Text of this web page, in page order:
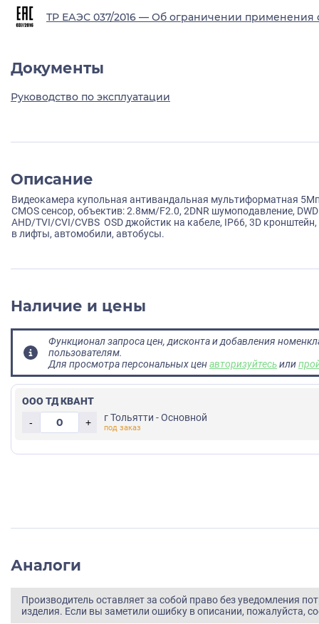
ТР ЕАЭС 037/2016 — Об ограничении применения
Документы
Руководство по эксплуатации
Описание
Видеокамера купольная антивандальная мультиформатная
CMOS сенсор, объектив: 2.8мм/F2.0, 2DNR шумоподавление,
AHD/TVI/CVI/CVBS OSD джойстик на кабеле, IP66, 3D
в лифты, автомобили, автобусы.
Наличие и цены
Функционал запроса цен, дисконта и добавления
пользователям.
Для просмотра персональных ценавторизуйтесьили
ООО ТД КВАНТ
-
+ г Тольятти - Основной
Аналоги
Производитель оставляет за собой право без уведомления
изделия. Если вы заметили ошибку в описании, пожалуйста,